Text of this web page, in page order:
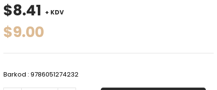
$8.41 + KDV
$9.00
Barkod : 9786051274232